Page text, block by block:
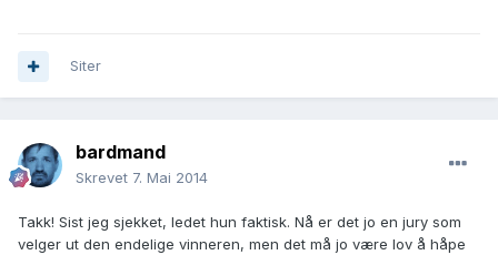
Siter
bardmand
Skrevet 7. Mai 2014
Takk! Sist jeg sjekket, ledet hun faktisk. Nå er det jo en jury som
velger ut den endelige vinneren, men det må jo være lov å håpe